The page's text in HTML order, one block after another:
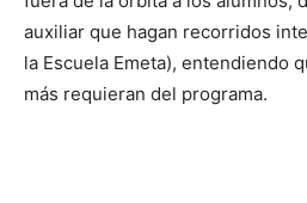
auxiliar que hagan recorridos
la Escuela Emeta), entendiendo
más requieran del programa.